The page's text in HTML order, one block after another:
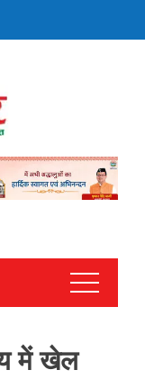
में खेल